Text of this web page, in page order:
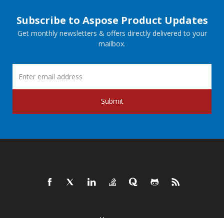
Subscribe to Aspose Product Updates
Get monthly newsletters & offers directly delivered to your
mailbox.
Submit